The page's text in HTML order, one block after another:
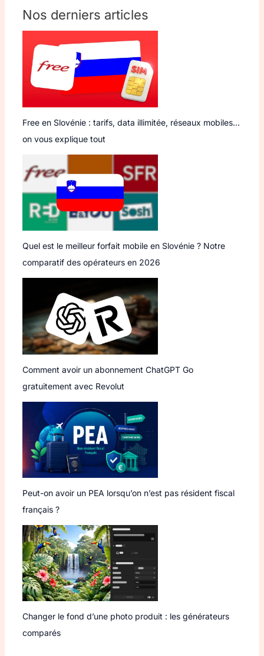
Nos derniers articles
Free en Slovénie : tarifs, data illimitée, réseaux mobiles…
on vous explique tout
Quel est le meilleur forfait mobile en Slovénie ? Notre
comparatif des opérateurs en 2026
Comment avoir un abonnement ChatGPT Go
gratuitement avec Revolut
Peut-on avoir un PEA lorsqu’on n’est pas résident fiscal
français ?
Changer le fond d’une photo produit : les générateurs
comparés